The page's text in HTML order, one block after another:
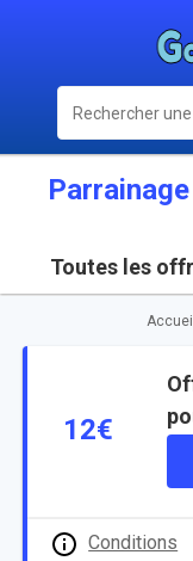
Toutes les
Accueil
12€
Conditions